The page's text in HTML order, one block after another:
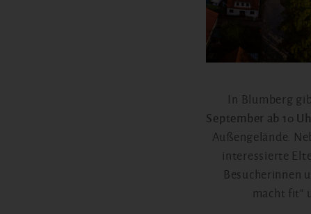
In Blumberg
September ab 10
Außengelände.
interessierte
Besucherinnen
macht fit“